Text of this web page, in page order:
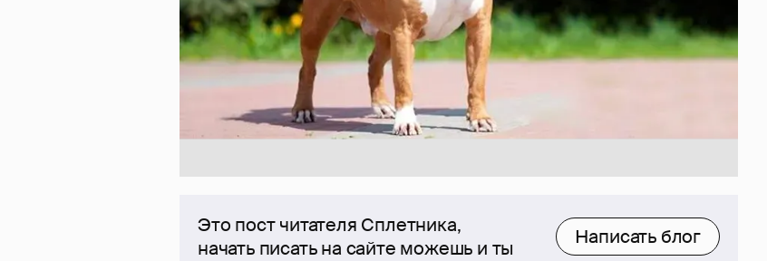
Это пост читателя Сплетника,
начать писать на сайте можешь и ты
Написать блог